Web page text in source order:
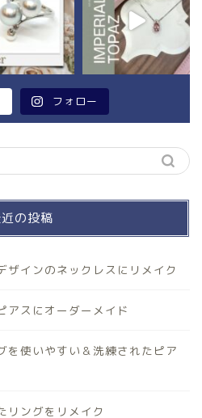
フォロー
の投稿
ザインのネックレスにリメイク
アスにオーダーメイド
を使いやすい＆洗練されたピア
リングをリメイク